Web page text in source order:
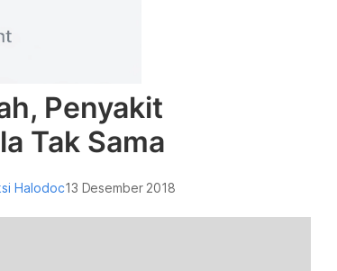
Penyakit
Tak Sama
Halodoc13 Desember 2018